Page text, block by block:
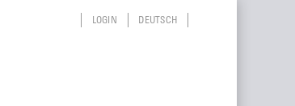
LOGIN DEUTSCH